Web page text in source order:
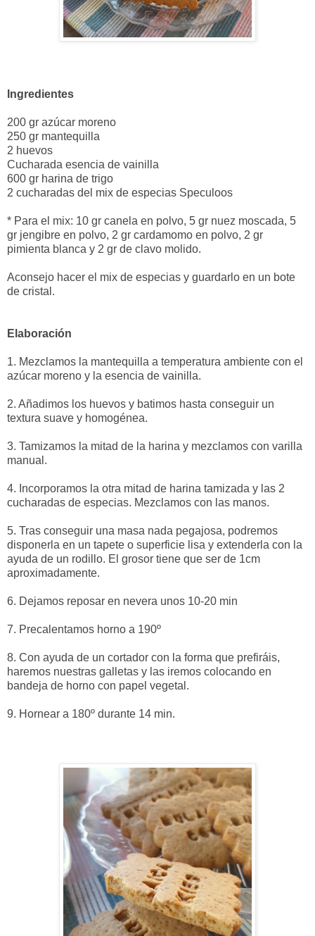
Ingredientes
200 gr azúcar moreno
250 gr mantequilla
2 huevos
Cucharada esencia de vainilla
600 gr harina de trigo
2 cucharadas del mix de especias Speculoos
* Para el mix: 10 gr canela en polvo, 5 gr nuez moscada, 5
gr jengibre en polvo, 2 gr cardamomo en polvo, 2 gr
pimienta blanca y 2 gr de clavo molido.
Aconsejo hacer el mix de especias y guardarlo en un bote
de cristal.
Elaboración
1. Mezclamos la mantequilla a temperatura ambiente con el
azúcar moreno y la esencia de vainilla.
2. Añadimos los huevos y batimos hasta conseguir un
textura suave y homogénea.
3. Tamizamos la mitad de la harina y mezclamos con varilla
manual.
4. Incorporamos la otra mitad de harina tamizada y las 2
cucharadas de especias. Mezclamos con las manos.
5. Tras conseguir una masa nada pegajosa, podremos
disponerla en un tapete o superficie lisa y extenderla con la
ayuda de un rodillo. El grosor tiene que ser de 1cm
aproximadamente.
6. Dejamos reposar en nevera unos 10-20 min
7. Precalentamos horno a 190º
8. Con ayuda de un cortador con la forma que prefiráis,
haremos nuestras galletas y las iremos colocando en
bandeja de horno con papel vegetal.
9. Hornear a 180º durante 14 min.